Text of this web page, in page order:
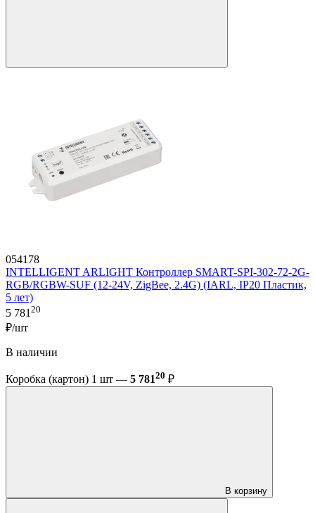
054178
INTELLIGENT ARLIGHT Контроллер SMART-SPI-302-72-2G-
RGB/RGBW-SUF (12-24V, ZigBee, 2.4G) (IARL, IP20 Пластик,
5 лет)
5 781 20
₽/шт
В наличии
Коробка (картон) 1 шт — 5 78120 ₽
В корзину